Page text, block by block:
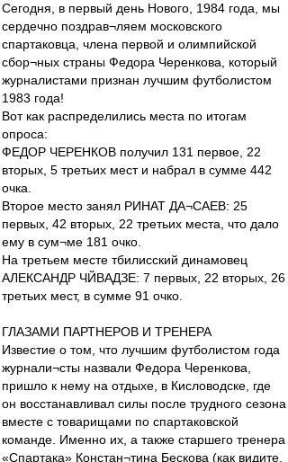
Сегодня, в первый день Нового, 1984 года, мы
сердечно поздрав¬ляем московского
спартаковца, члена первой и олимпийской
сбор¬ных страны Федора Черенкова, который
журналистами признан лучшим футболистом
1983 года!
Вот как распределились места по итогам
опроса:
ФЕДОР ЧЕРЕНКОВ получил 131 первое, 22
вторых, 5 третьих мест и набрал в сумме 442
очка.
Второе место занял РИНАТ ДА¬САЕВ: 25
первых, 42 вторых, 22 третьих места, что дало
ему в сум¬ме 181 очко.
На третьем месте тбилисский динамовец
АЛЕКСАНДР ЧЙВАДЗЕ: 7 первых, 22 вторых, 26
третьих мест, в сумме 91 очко.
ГЛАЗАМИ ПАРТНЕРОВ И ТРЕНЕРА
Известие о том, что лучшим футболистом года
журнали¬сты назвали Федора Черенкова,
пришло к нему на отдыхе, в Кисловодске, где
он восстанавливал силы после трудного сезона
вместе с товарищами по спартаковской
команде. Именно их, а также старшего тренера
«Спартака» Констан¬тина Бескова (как видите,